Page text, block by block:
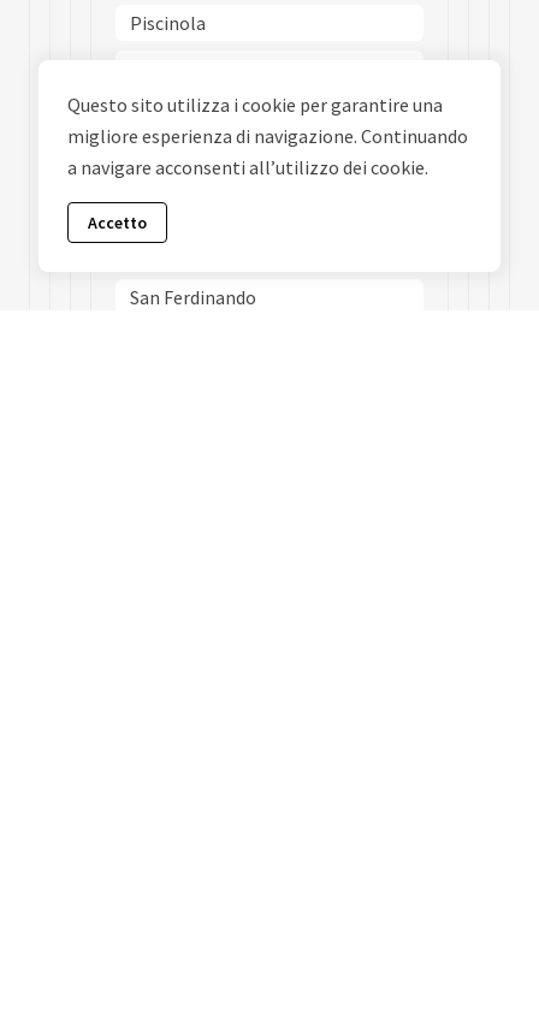
Piscinola
Ponticelli
Porto
Posillipo
San Carlo Allarena
San Ferdinando
Questo sito utilizza i cookie per garantire una
migliore esperienza di navigazione. Continuando
a navigare acconsenti all’utilizzo dei cookie.
Accetto